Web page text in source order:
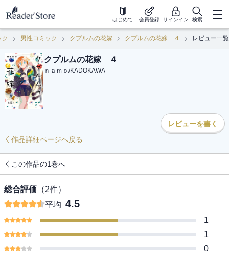
はじめて 会員登録 サインイン 検索
ク 男性コミック クプルムの花嫁 クプルムの花嫁 ４ レビュー一覧
クプルムの花嫁 ４
ｎａｍｏ /KADOKAWA
レビューを書く
作品詳細ページへ戻る
この作品の1巻へ
総合評価 （2件）
平均 4.5
1
1
0